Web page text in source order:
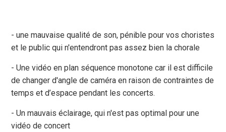
- une mauvaise qualité de son, pénible pour vos choristes
et le public qui n'entendront pas assez bien la chorale
- Une vidéo en plan séquence monotone car il est difficile
de changer d'angle de caméra en raison de contraintes de
temps et d’espace pendant les concerts.
- Un mauvais éclairage, qui n'est pas optimal pour une
vidéo de concert